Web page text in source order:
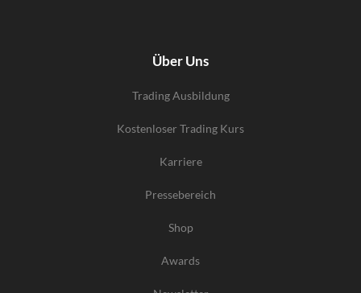
Über Uns
Trading Ausbildung
Kostenloser Trading Kurs
Karriere
Pressebereich
Shop
Awards